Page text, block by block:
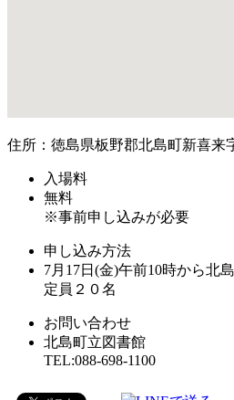
住所：徳島県板野郡北島町新喜来
入場料
無料
※事前申し込みが必要
申し込み方法
7月17日(金)午前10時から北
定員２０名
お問い合わせ
北島町立図書館
TEL:088-698-1100